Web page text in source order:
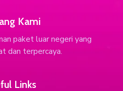
Kami
paket luar negeri yang
dan terpercaya.
Links